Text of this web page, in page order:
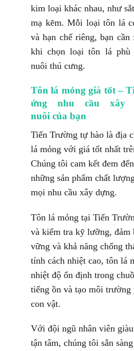
kim loại khác nhau, như
mạ kẽm. Mỗi loại tôn lá
và hạn chế riêng, bạn
khi chọn loại tôn lá phù
nuôi thú cưng.
Tôn lá mỏng giá tốt –
ứng nhu cầu xây
nuôi của bạn
Tiến Trường tự hào là địa
lá mỏng với giá tốt nhất
Chúng tôi cam kết đem
những sản phẩm chất
mọi nhu cầu xây dựng.
Tôn lá mỏng tại Tiến
và kiểm tra kỹ lưỡng, đảm
vững và khả năng chống
tính cách nhiệt cao, tôn lá
nhiệt độ ổn định trong
tiếng ồn và tạo môi trường
con vật.
Với đội ngũ nhân viên
tận tâm, chúng tôi sẵn